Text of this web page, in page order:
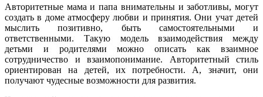
Авторитетные мама и папа внимательны и заботливы, могут
создать в доме атмосферу любви и принятия. Они учат детей
мыслить позитивно, быть самостоятельными и
ответственными. Такую модель взаимодействия между
детьми и родителями можно описать как взаимное
сотрудничество и взаимопонимание. Авторитетный стиль
ориентирован на детей, их потребности. А, значит, они
получают чудесные возможности для развития.